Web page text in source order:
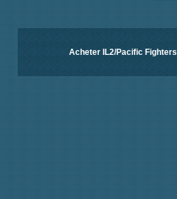
Acheter IL2/Pacific Fighters